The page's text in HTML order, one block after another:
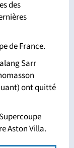
des
de France.
Sarr
ont quitté
Aston Villa.